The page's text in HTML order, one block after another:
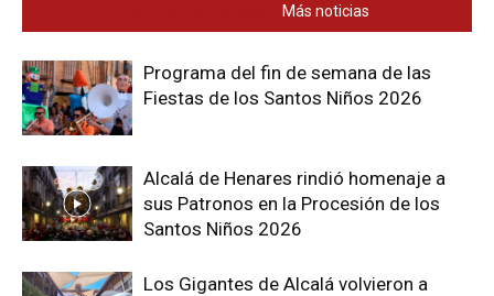
Más noticias
Programa del fin de semana de las
Fiestas de los Santos Niños 2026
Alcalá de Henares rindió homenaje a
sus Patronos en la Procesión de los
Santos Niños 2026
Los Gigantes de Alcalá volvieron a